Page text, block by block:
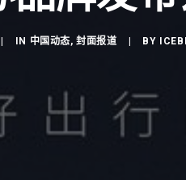
IN 中国动态,封面报道 BY